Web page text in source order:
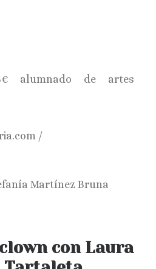
alumnado de artes
/
Martínez Bruna
con Laura